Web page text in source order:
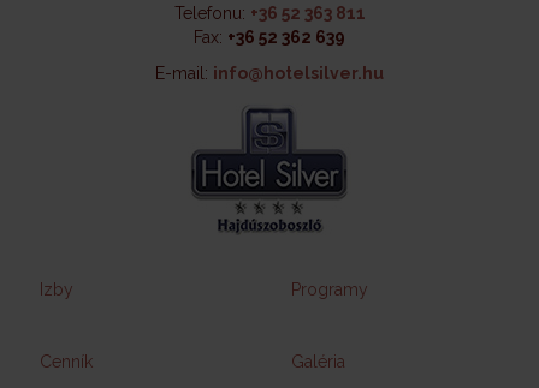
Telefonu: +36 52 363 811
Fax: +36 52 362 639
E-mail: info@hotelsilver.hu
Izby Programy
Cenník Galéria